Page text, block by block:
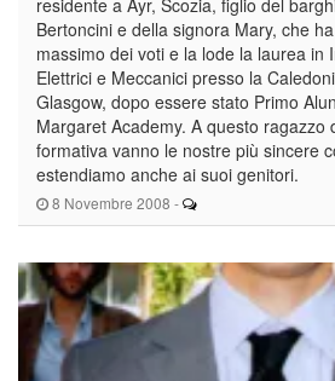
8 Novembre 2008 -
Bertoncini e della signora Mary, che
massimo dei voti e la lode la laurea in
Elettrici e Meccanici presso la
Glasgow, dopo essere stato Primo
Margaret Academy. A questo ragazzo
formativa vanno le nostre più sincere
estendiamo anche ai suoi genitori.